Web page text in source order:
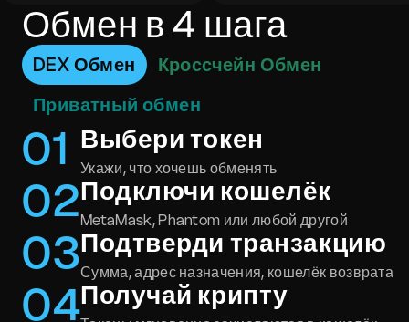
Обмен в 4 шага
DEX Обмен
Кроссчейн Обмен
Приватный обмен
01 Выбери токен
Укажи, что хочешь обменять
02Подключи кошелёк
MetaMask, Phantom или любой другой
03Подтверди транзакцию
Сумма, адрес назначения, кошелёк возврата
04Получай крипту